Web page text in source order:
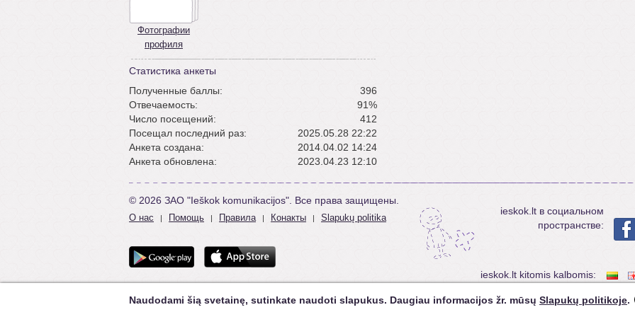
Фотографии
профиля
Статистика анкеты
Полученные баллы:
396
Отвечаемость:
91%
Число посещений:
412
Посещал последний раз:
2025.05.28 22:22
Анкета создана:
2014.04.02 14:24
Анкета обновлена:
2023.04.23 12:10
© 2026 ЗАО "Ieškok komunikacijos". Все права защищены.
О нас | Помощь | Правила | Конакты | Slapukų politika
ieskok.lt в социальном
пространстве:
ieskok.lt kitomis kalbomis:
Naudodami šią svetainę, sutinkate naudoti slapukus. Daugiau informacijos žr. mūsų Slapukų politikoje.